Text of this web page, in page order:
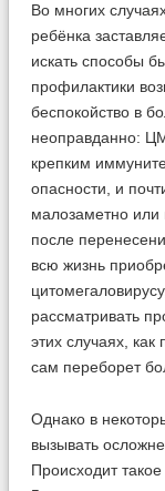
Во многих
ребёнка
искать способы
профилактики
беспокойство в
неоправданно:
крепким
опасности, и
малозаметно
после
всю жизнь
рассматривать
этих случаях,
сам переборет
Однако в
вызывать
Происходит